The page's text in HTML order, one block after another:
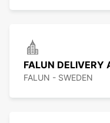
FALUN DELIVERY
FALUN - SWEDEN